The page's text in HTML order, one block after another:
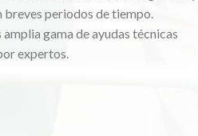
breves periodos de tiempo.
gama de ayudas técnicas
expertos.